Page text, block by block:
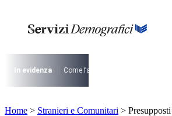
contenuto
I più cercati
Lorem ipsum dolor sit amet consectetur
In evidenza Come fare per …
I più cercati
Lorem ipsum dolor sit amet consectetur
Home > Stranieri e Comunitari >